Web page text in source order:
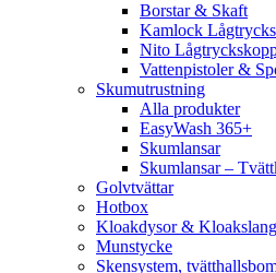
Borstar & Skaft
Kamlock
Nito
Vattenpistoler &
Skumutrustning
Alla produkter
EasyWash 365+
Skumlansar
Skumlansar –
Golvtvättar
Hotbox
Kloakdysor &
Munstycke
Skensystem,